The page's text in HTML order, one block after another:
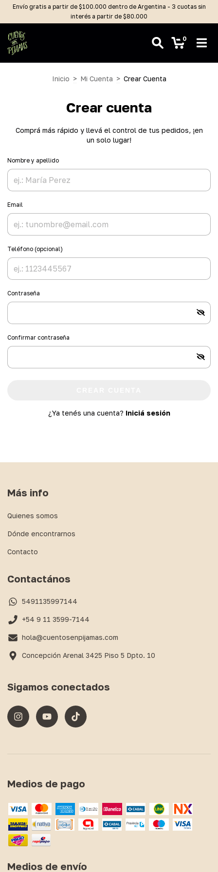
Envío gratis a partir de $100.000 dentro de Argentina - 3 cuotas sin
interés a partir de $80.000
0
Inicio > Mi Cuenta > Crear Cuenta
Crear cuenta
Comprá más rápido y llevá el control de tus pedidos, ¡en
un solo lugar!
Nombre y apellido
Email
Teléfono (opcional)
Contraseña
Confirmar contraseña
¿Ya tenés una cuenta? Iniciá sesión
Más info
Quienes somos
Dónde encontrarnos
Contacto
Contactános
5491135997144
+54 9 11 3599-7144
hola@cuentosenpijamas.com
Concepción Arenal 3425 Piso 5 Dpto. 10
Sigamos conectados
Medios de pago
Medios de envío